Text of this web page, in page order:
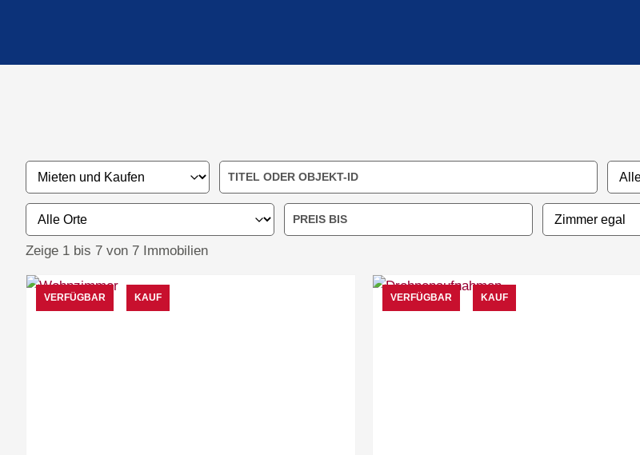
Zeige 1 bis 7 von 7 Immobilien
VERFÜGBAR KAUF VERFÜGBAR KAUF